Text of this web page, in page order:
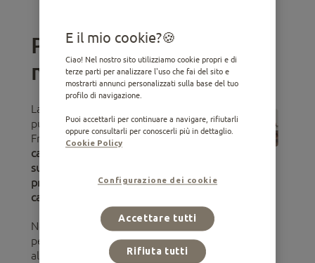
Perché i cani smettono di
mangiare?
La mancanza di appetito nei cani
può manifestarsi per diversi motivi.
Fra quelli più frequenti figurano i
cambiamenti nella sua routine o del
suo ambiente circostante, possibili
problemi di salute oppure anche dei
cambi nell’alimentazione
Non capita spesso che un cane
perda l’appetito da un giorno
all’altro (sappiamo quanto amino
E il mio cookie?
Ciao! Nel nostro sito utilizziamo cookie propri e di
terze parti per analizzare l'uso che fai del sito e
mostrarti annunci personalizzati sulla base del tuo
profilo di navigazione.
Puoi accettarli per continuare a navigare, rifiutarli
oppure consultarli per conoscerli più in dettaglio.
Cookie Policy
Configurazione dei cookie
Rifiuta tutti
Accettare tutti